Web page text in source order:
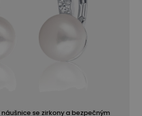
náušnice se zirkony a bezpečným